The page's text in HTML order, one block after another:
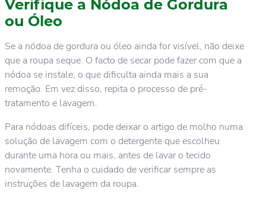
Verifique a Nódoa de Gordura
ou Óleo
Se a nódoa de gordura ou óleo ainda for visível, não deixe
que a roupa seque. O facto de secar pode fazer com que a
nódoa se instale, o que dificulta ainda mais a sua
remoção. Em vez disso, repita o processo de pré-
tratamento e lavagem.
Para nódoas difíceis, pode deixar o artigo de molho numa
solução de lavagem com o detergente que escolheu
durante uma hora ou mais, antes de lavar o tecido
novamente. Tenha o cuidado de verificar sempre as
instruções de lavagem da roupa.